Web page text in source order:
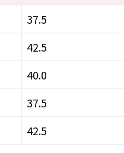
37.5
42.5
40.0
37.5
42.5